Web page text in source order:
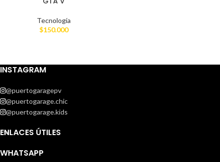
Tecnología
$150.000
INSTAGRAM
@puertogaragepv
@puertogarage.chic
@puertogarage.kids
ENLACES ÚTILES
WHATSAPP